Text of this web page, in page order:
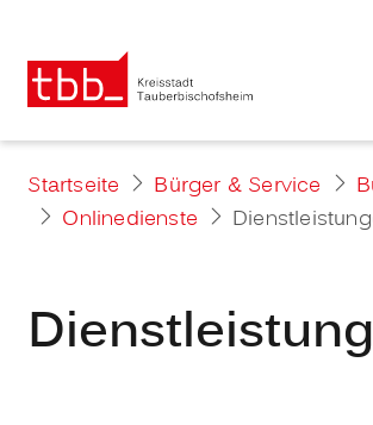
Startseite Bürger & Service
Onlinedienste